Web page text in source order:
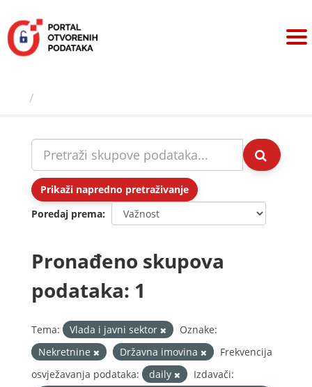
sadržaj
Prikaži napredno pretraživanje
Poredaj prema
Pronađeno skupova
podataka: 1
Tema: Vlada i javni sektor
Oznake:
Nekretnine
Državna imovina
Frekvencija
osvježavanja podataka:
daily
Izdavači: